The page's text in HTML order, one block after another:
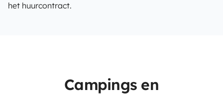
het huurcontract.
Campings en